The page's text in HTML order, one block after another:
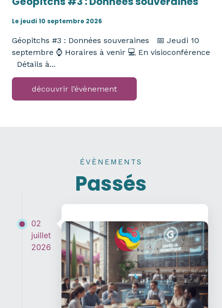
Le jeudi 10 septembre 2026
Géopitchs #3 : Données souveraines 📅 Jeudi 10
septembre ⌚ Horaires à venir 💻 En visioconférence
Détails à...
découvrir l’évènement
ÉVÈNEMENTS
Passés
02
juillet
2026